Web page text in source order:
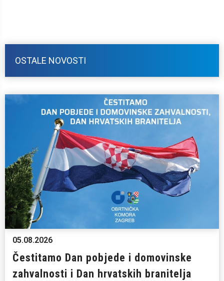
OSTALE NOVOSTI
05.08.2026
Čestitamo Dan pobjede i domovinske
zahvalnosti i Dan hrvatskih branitelja